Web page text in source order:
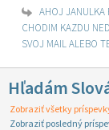
AHOJ JANULKA
CHODIM KAZDU
SVOJ MAIL ALEBO
Hľadám
Zobraziť všetky
Zobraziť posledný